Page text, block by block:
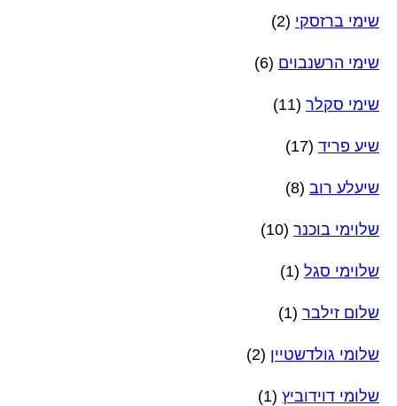
שימי ברזסקי (2)
שימי הרשנבוים (6)
שימי סקלר (11)
שיע פריד (17)
שיעלע רוב (8)
שלוימי בוכנר (10)
שלוימי סגל (1)
שלום זילבר (1)
שלומי גולדשטיין (2)
שלומי דוידוביץ (1)